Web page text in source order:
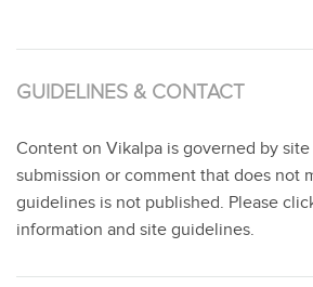
GUIDELINES & CONTACT
Content on Vikalpa is governed by
submission or comment that does not
guidelines is not published. Please
information and site guidelines.